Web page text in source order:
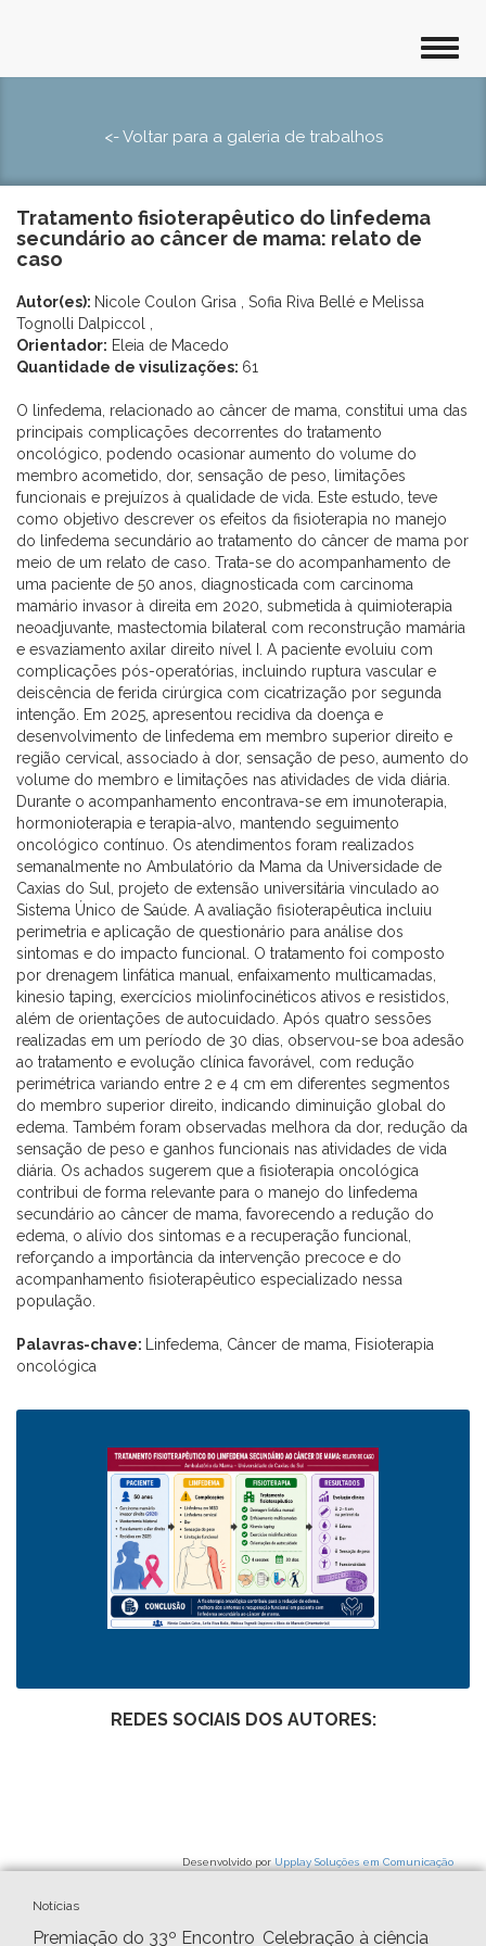
<- Voltar para a galeria de trabalhos
Tratamento fisioterapêutico do linfedema
secundário ao câncer de mama: relato de
caso
Autor(es): Nicole Coulon Grisa , Sofia Riva Bellé e Melissa
Tognolli Dalpiccol ,
Orientador: Eleia de Macedo
Quantidade de visulizações: 61
O linfedema, relacionado ao câncer de mama, constitui uma das
principais complicações decorrentes do tratamento
oncológico, podendo ocasionar aumento do volume do
membro acometido, dor, sensação de peso, limitações
funcionais e prejuízos à qualidade de vida. Este estudo, teve
como objetivo descrever os efeitos da fisioterapia no manejo
do linfedema secundário ao tratamento do câncer de mama por
meio de um relato de caso. Trata-se do acompanhamento de
uma paciente de 50 anos, diagnosticada com carcinoma
mamário invasor à direita em 2020, submetida à quimioterapia
neoadjuvante, mastectomia bilateral com reconstrução mamária
e esvaziamento axilar direito nível I. A paciente evoluiu com
complicações pós-operatórias, incluindo ruptura vascular e
deiscência de ferida cirúrgica com cicatrização por segunda
intenção. Em 2025, apresentou recidiva da doença e
desenvolvimento de linfedema em membro superior direito e
região cervical, associado à dor, sensação de peso, aumento do
volume do membro e limitações nas atividades de vida diária.
Durante o acompanhamento encontrava-se em imunoterapia,
hormonioterapia e terapia-alvo, mantendo seguimento
oncológico contínuo. Os atendimentos foram realizados
semanalmente no Ambulatório da Mama da Universidade de
Caxias do Sul, projeto de extensão universitária vinculado ao
Sistema Único de Saúde. A avaliação fisioterapêutica incluiu
perimetria e aplicação de questionário para análise dos
sintomas e do impacto funcional. O tratamento foi composto
por drenagem linfática manual, enfaixamento multicamadas,
kinesio taping, exercícios miolinfocinéticos ativos e resistidos,
além de orientações de autocuidado. Após quatro sessões
realizadas em um período de 30 dias, observou-se boa adesão
ao tratamento e evolução clínica favorável, com redução
perimétrica variando entre 2 e 4 cm em diferentes segmentos
do membro superior direito, indicando diminuição global do
edema. Também foram observadas melhora da dor, redução da
sensação de peso e ganhos funcionais nas atividades de vida
diária. Os achados sugerem que a fisioterapia oncológica
contribui de forma relevante para o manejo do linfedema
secundário ao câncer de mama, favorecendo a redução do
edema, o alívio dos sintomas e a recuperação funcional,
reforçando a importância da intervenção precoce e do
acompanhamento fisioterapêutico especializado nessa
população.
Palavras-chave:
Linfedema, Câncer de mama, Fisioterapia
oncológica
REDES SOCIAIS DOS AUTORES:
Desenvolvido por Upplay Soluções em Comunicação
Notícias
Premiação do 33º Encontro Celebração à ciência